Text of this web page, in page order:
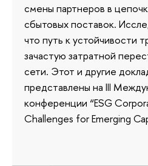
смены партнеров в
сбытовых поставок.
что путь к устойчивости
зачастую затратной
сети. Этот и другие
представлены на III
конференции “ESG
Challenges for Emerging